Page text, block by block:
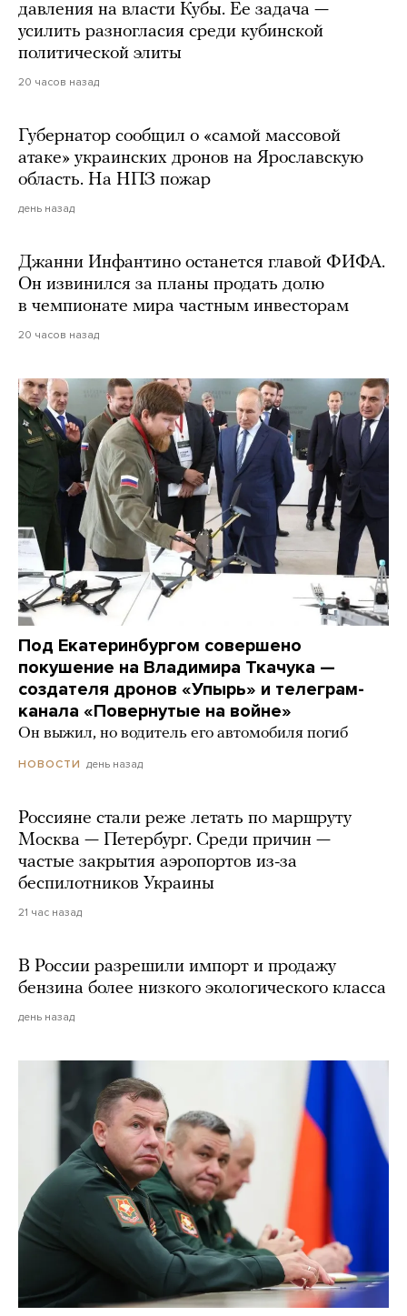
давления на власти Кубы. Ее задача —
усилить разногласия среди кубинской
политической элиты
20 часов назад
Губернатор сообщил о «самой массовой
атаке» украинских дронов на Ярославскую
область. На НПЗ пожар
день назад
Джанни Инфантино останется главой ФИФА.
Он извинился за планы продать долю
в чемпионате мира частным инвесторам
20 часов назад
Под Екатеринбургом совершено
покушение на Владимира Ткачука —
создателя дронов «Упырь» и телеграм-
канала «Повернутые на войне»
Он выжил, но водитель его автомобиля погиб
НОВОСТИ день назад
Россияне стали реже летать по маршруту
Москва — Петербург. Среди причин —
частые закрытия аэропортов из-за
беспилотников Украины
21 час назад
В России разрешили импорт и продажу
бензина более низкого экологического класса
день назад